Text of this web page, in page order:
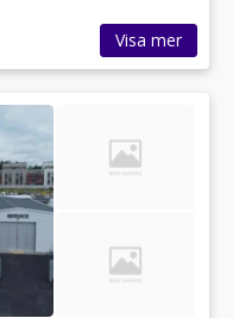
Visa mer